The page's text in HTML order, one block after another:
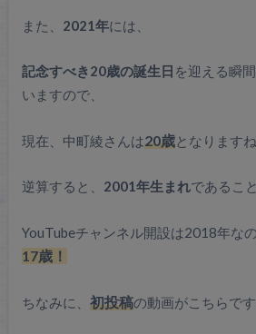
また、 2021年には、
記念すべき20歳の誕生日 を迎える瞬
いますので、
現在、中町綾さんは20歳となりますね
逆算すると、 2001年生まれであるこ
YouTubeチャンネル開設は2018年な
17歳！
ちなみに、 初投稿の動画がこちらです